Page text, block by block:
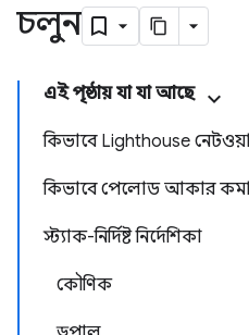
চলুন
এই পৃষ্ঠায় যা যা আছে
কিভাবে Lighthouse
কিভাবে পেলোড আকার
স্ট্যাক-নির্দিষ্ট নির্দেশিকা
কৌণিক